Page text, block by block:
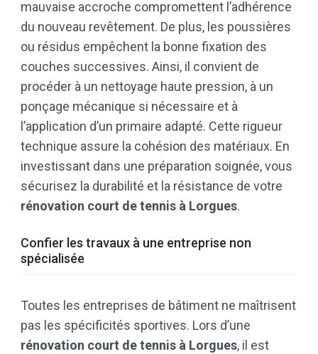
mauvaise accroche compromettent l’adhérence
du nouveau revêtement. De plus, les poussières
ou résidus empêchent la bonne fixation des
couches successives. Ainsi, il convient de
procéder à un nettoyage haute pression, à un
ponçage mécanique si nécessaire et à
l’application d’un primaire adapté. Cette rigueur
technique assure la cohésion des matériaux. En
investissant dans une préparation soignée, vous
sécurisez la durabilité et la résistance de votre
rénovation court de tennis à Lorgues.
Confier les travaux à une entreprise non
spécialisée
Toutes les entreprises de bâtiment ne maîtrisent
pas les spécificités sportives. Lors d’une
rénovation court de tennis à Lorgues, il est